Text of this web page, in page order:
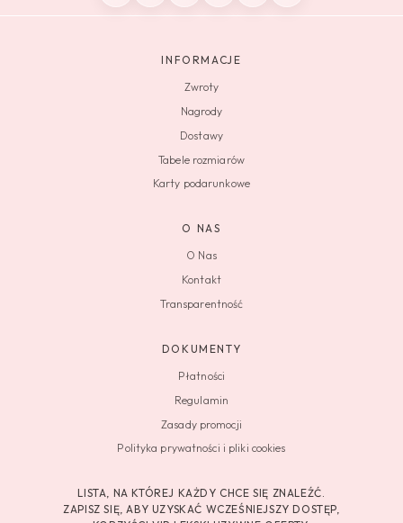
INFORMACJE
Zwroty
Nagrody
Dostawy
Tabele rozmiarów
Karty podarunkowe
O NAS
O Nas
Kontakt
Transparentność
DOKUMENTY
Płatności
Regulamin
Zasady promocji
Polityka prywatności i pliki cookies
LISTA, NA KTÓREJ KAŻDY CHCE SIĘ ZNALEŹĆ.
ZAPISZ SIĘ, ABY UZYSKAĆ WCZEŚNIEJSZY DOSTĘP,